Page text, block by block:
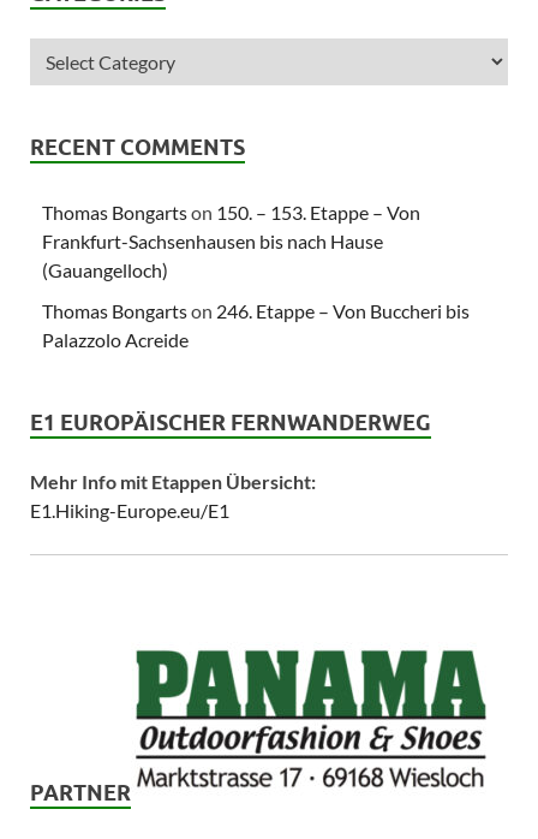
RECENT COMMENTS
Thomas Bongartson 150. – 153. Etappe – Von
Frankfurt-Sachsenhausen bis nach Hause
(Gauangelloch)
Thomas Bongartson 246. Etappe – Von Buccheri bis
Palazzolo Acreide
E1 EUROPÄISCHER FERNWANDERWEG
Mehr Info mit Etappen Übersicht:
E1.Hiking-Europe.eu/E1
PARTNER